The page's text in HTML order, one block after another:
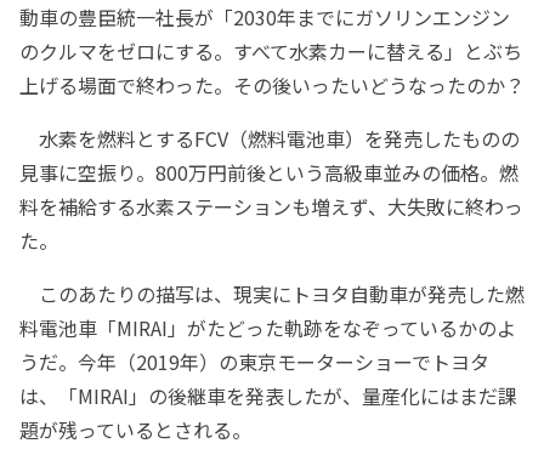
動車の豊臣統一社長が「2030年までにガソリンエンジン
のクルマをゼロにする。すべて水素カーに替える」とぶち
上げる場面で終わった。その後いったいどうなったのか？
水素を燃料とするFCV（燃料電池車）を発売したものの
見事に空振り。800万円前後という高級車並みの価格。燃
料を補給する水素ステーションも増えず、大失敗に終わっ
た。
このあたりの描写は、現実にトヨタ自動車が発売した燃
料電池車「MIRAI」がたどった軌跡をなぞっているかのよ
うだ。今年（2019年）の東京モーターショーでトヨタ
は、「MIRAI」の後継車を発表したが、量産化にはまだ課
題が残っているとされる。